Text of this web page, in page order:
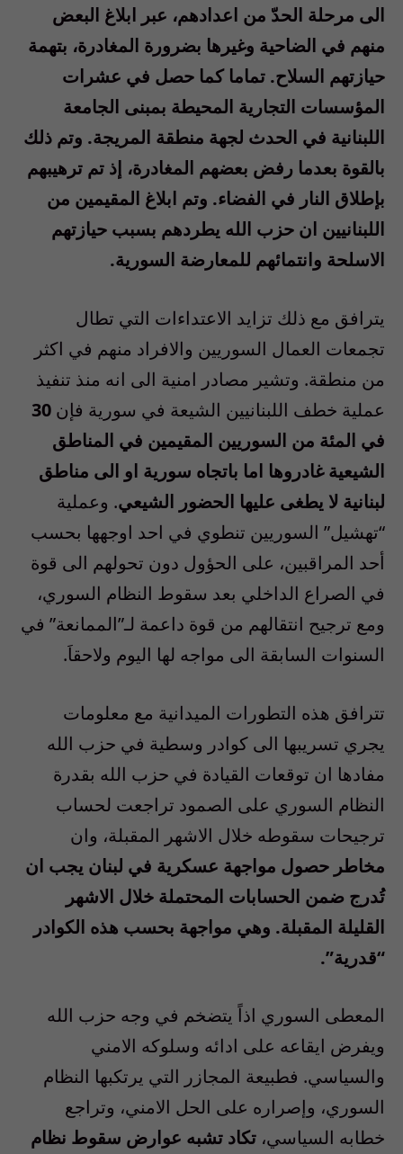
الى مرحلة الحدّ من اعدادهم، عبر ابلاغ البعض
منهم في الضاحية وغيرها بضرورة المغادرة، بتهمة
حيازتهم السلاح. تماما كما حصل في عشرات
المؤسسات التجارية المحيطة بمبنى الجامعة
اللبنانية في الحدث لجهة منطقة المريجة. وتم ذلك
بالقوة بعدما رفض بعضهم المغادرة، إذ تم ترهيبهم
بإطلاق النار في الفضاء. وتم ابلاغ المقيمين من
اللبنانيين ان حزب الله يطردهم بسبب حيازتهم
الاسلحة وانتمائهم للمعارضة السورية.
يترافق مع ذلك تزايد الاعتداءات التي تطال
تجمعات العمال السوريين والافراد منهم في اكثر
من منطقة. وتشير مصادر امنية الى انه منذ تنفيذ
عملية خطف اللبنانيين الشيعة في سورية فإن 30
في المئة من السوريين المقيمين في المناطق
الشيعية غادروها اما باتجاه سورية او الى مناطق
لبنانية لا يطغى عليها الحضور الشيعي. وعملية
“تهشيل” السوريين تنطوي في احد اوجهها بحسب
أحد المراقبين، على الحؤول دون تحولهم الى قوة
في الصراع الداخلي بعد سقوط النظام السوري،
ومع ترجيح انتقالهم من قوة داعمة لـ”الممانعة” في
السنوات السابقة الى مواجه لها اليوم ولاحقاَ.
تترافق هذه التطورات الميدانية مع معلومات
يجري تسريبها الى كوادر وسطية في حزب الله
مفادها ان توقعات القيادة في حزب الله بقدرة
النظام السوري على الصمود تراجعت لحساب
ترجيحات سقوطه خلال الاشهر المقبلة، وان
مخاطر حصول مواجهة عسكرية في لبنان يجب ان
تُدرج ضمن الحسابات المحتملة خلال الاشهر
القليلة المقبلة. وهي مواجهة بحسب هذه الكوادر
“قدرية”.
المعطى السوري اذاً يتضخم في وجه حزب الله
ويفرض ايقاعه على ادائه وسلوكه الامني
والسياسي. فطبيعة المجازر التي يرتكبها النظام
السوري، وإصراره على الحل الامني، وتراجع
خطابه السياسي، تكاد تشبه عوارض سقوط نظام